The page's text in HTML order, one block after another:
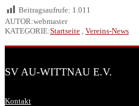
Beitragsaufrufe: 1.011
AUTOR:webmaster
KATEGORIE:Startseite , Vereins-News
SV AU-WITTNAU E.V.
Kontakt